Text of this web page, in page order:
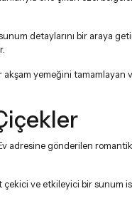
detaylarını bir araya
yemeğini
adresine gönderilen
çekici ve etkileyici bir sunum